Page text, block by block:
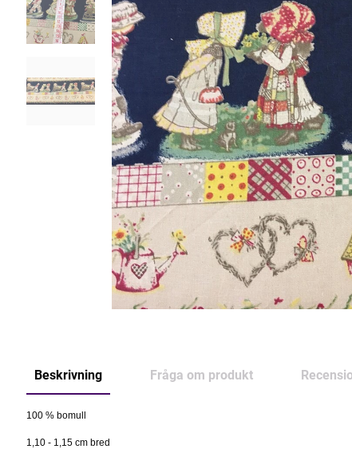
Beskrivning Fråga om produkt
100 % bomull
1,10 - 1,15 cm bred